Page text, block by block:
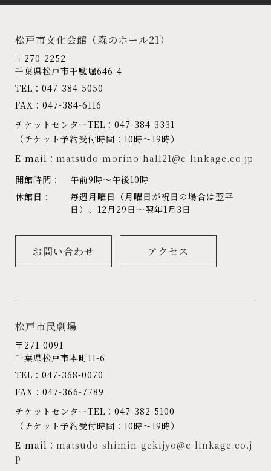
松戸市文化会館 （森のホール21）
〒270-2252
千葉県松戸市千駄堀646-4
TEL：047-384-5050
FAX：047-384-6116
チケットセンターTEL：047-384-3331
（チケット予約受付時間：10時～19時）
E-mail： matsudo-morino-hall21@c-linkage.co.jp
開館時間：
午前9時～午後10時
休館日：
毎週月曜日（月曜日が祝日の場合は翌平
日）、12月29日～翌年1月3日
お問い合わせ アクセス
松戸市民劇場
〒271-0091
千葉県松戸市本町11-6
TEL：047-368-0070
FAX：047-366-7789
チケットセンターTEL：047-382-5100
（チケット予約受付時間：10時～19時）
E-mail： matsudo-shimin-gekijyo@c-linkage.co.j
p